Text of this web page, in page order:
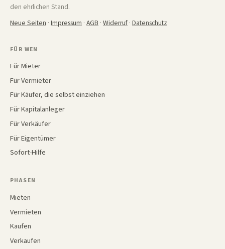
den ehrlichen Stand.
Neue Seiten · Impressum · AGB · Widerruf · Datenschutz
FÜR WEN
Für Mieter
Für Vermieter
Für Käufer, die selbst einziehen
Für Kapitalanleger
Für Verkäufer
Für Eigentümer
Sofort-Hilfe
PHASEN
Mieten
Vermieten
Kaufen
Verkaufen